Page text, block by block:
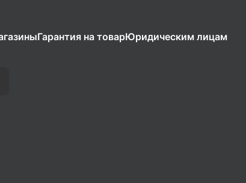
Гарантия на товарЮридическим лицам